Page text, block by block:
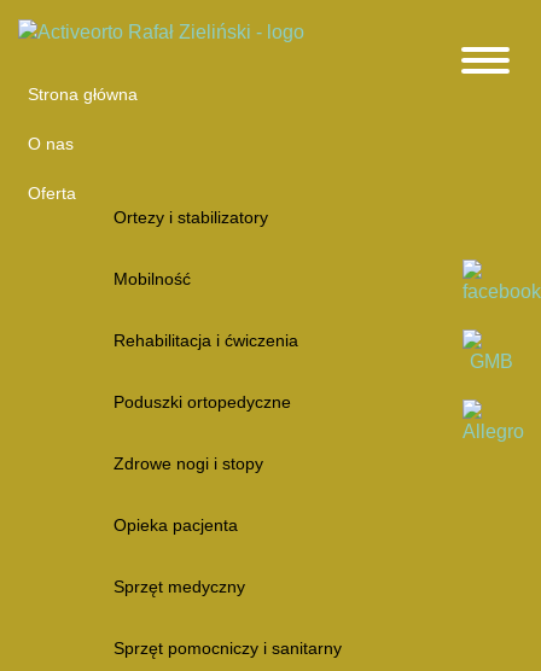
Strona główna
O nas
Oferta
Ortezy i stabilizatory
Mobilność
Rehabilitacja i ćwiczenia
Poduszki ortopedyczne
Zdrowe nogi i stopy
Opieka pacjenta
Sprzęt medyczny
Sprzęt pomocniczy i sanitarny